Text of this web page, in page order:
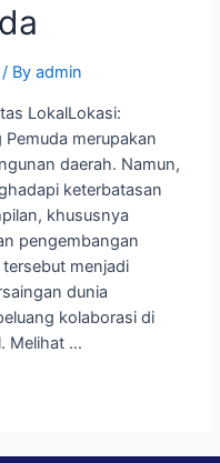
/ Byadmin
LokalLokasi:
merupakan
daerah. Namun,
keterbatasan
khususnya
pengembangan
menjadi
dunia
kolaborasi di
Melihat …